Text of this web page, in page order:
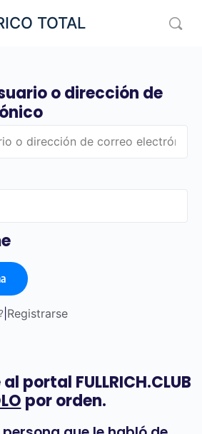
TOTAL
portal FULLRICH.CLUB
por orden.
o dirección de
Registrarse